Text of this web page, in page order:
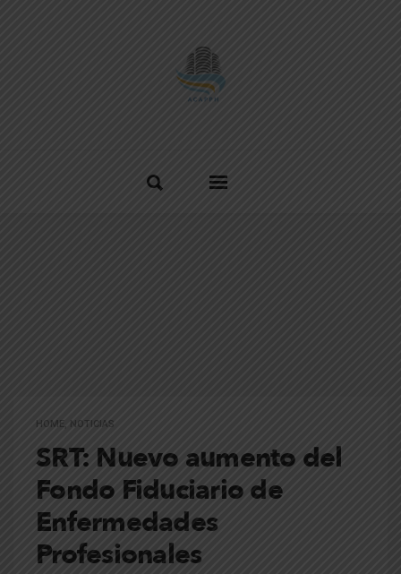
HOME NOTICIAS
SRT: Nuevo aumento del
Fondo Fiduciario de
Enfermedades
Profesionales